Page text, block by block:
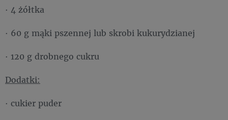
· 4 żółtka
· 60 g mąki pszennej lub skrobi kukurydzianej
· 120 g drobnego cukru
Dodatki:
· cukier puder